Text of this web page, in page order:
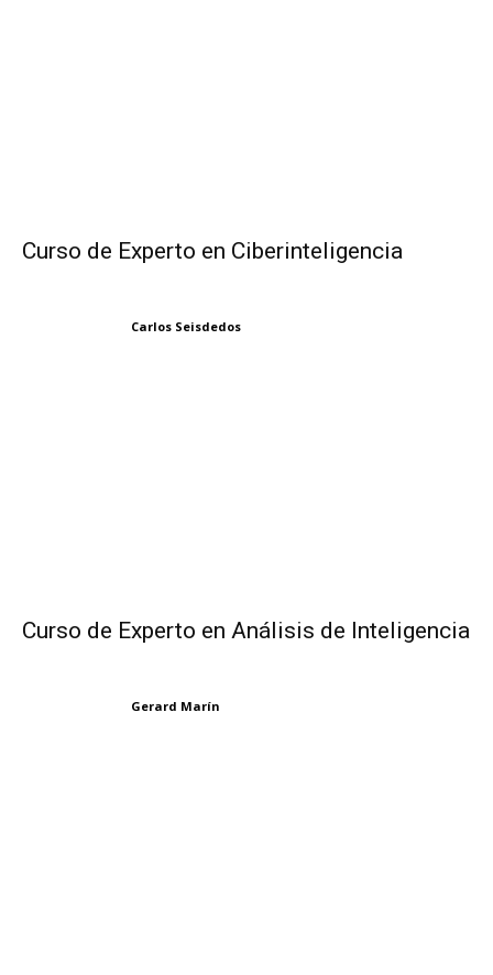
Curso de Experto en Ciberinteligencia
Carlos Seisdedos
Curso de Experto en Análisis de Inteligencia
Gerard Marín